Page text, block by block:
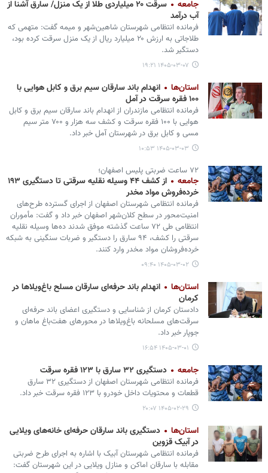
جامعه
سرقت ۲۰ میلیاردی طلا از یک منزل/ سارق آشنا از
آب درآمد
فرمانده انتظامی شهرستان شاهین‌شهر و میمه گفت: متهمی که
طلاجاتی به ارزش ۲۰ میلیارد ریال از یک منزل سرقت کرده بود،
دستگیر شد.
۱۴۰۵-۰۳-۰۷ ۱۹:۲۱
استان‌ها
انهدام باند سارقان سیم برق و کابل هوایی با
۱۰۰ فقره سرقت در آمل
فرمانده انتظامی مازندران از انهدام باند سارقان سیم برق و کابل
هوایی با ۱۰۰ فقره سرقت و کشف سه هزار و ۷۰۰ متر سیم
مسی و کابل برق در شهرستان آمل خبر داد.
۱۴۰۵-۰۳-۰۳ ۱۰:۵۳
۷۲ ساعت ضربتی پلیس اصفهان؛
جامعه
از کشف ۴۴ وسیله نقلیه سرقتی تا دستگیری ۱۹۳
خرده‌فروش مواد مخدر
فرمانده انتظامی شهرستان اصفهان از اجرای گسترده طرح‌های
امنیت‌محور در سطح کلان‌شهر اصفهان خبر داد و گفت: مأموران
انتظامی طی ۷۲ ساعت گذشته موفق شدند ده‌ها وسیله نقلیه
سرقتی را کشف، ۹۴ سارق را دستگیر و ضربات سنگینی به شبکه
خرده‌فروشان مواد مخدر وارد کنند.
۱۴۰۵-۰۳-۰۲ ۰۹:۴۰
استان‌ها
انهدام باند حرفه‌ای سارقان مسلح باغ‌ویلاها در
کرمان
دادستان کرمان از شناسایی و دستگیری اعضای باند حرفه‌ای
سرقت‌های مسلحانه باغ‌ویلاها در محورهای هفت‌باغ ماهان و
جوپار خبر داد.
۱۴۰۵-۰۳-۰۱ ۱۶:۵۴
جامعه دستگیری ۳۲ سارق با ۱۲۳ فقره سرقت
فرمانده انتظامی شهرستان اصفهان از دستگیری ۳۲ سارق
قطعات و محتویات داخل خودرو با ۱۲۳ فقره سرقت خبر داد.
۱۴۰۵-۰۲-۲۹ ۲۰:۰۷
استان‌ها
دستگیری باند سارقان حرفه‌ای خانه‌های ویلایی
در آبیک قزوین
فرمانده انتظامی شهرستان آبیک با اشاره به اجرای طرح ضربتی
مقابله با سارقان اماکن و منازل ویلایی در این شهرستان گفت: